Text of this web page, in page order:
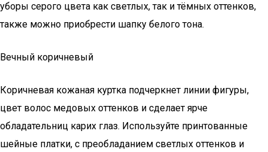
уборы серого цвета как светлых, так и тёмных оттенков,
также можно приобрести шапку белого тона.
Вечный коричневый
Коричневая кожаная куртка подчеркнет линии фигуры,
цвет волос медовых оттенков и сделает ярче
обладательниц карих глаз. Используйте принтованные
шейные платки, с преобладанием светлых оттенков и